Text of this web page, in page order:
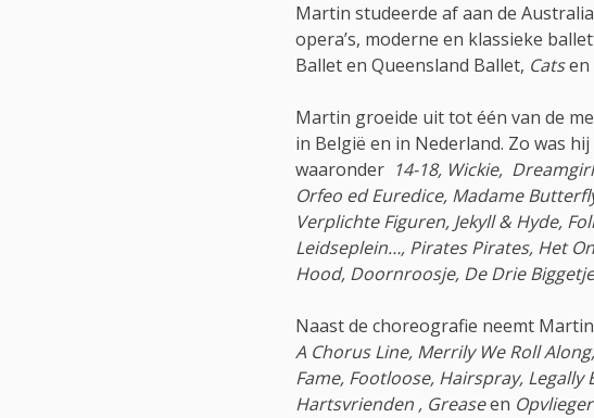
Martin studeerde af aan de
opera’s, moderne en klassieke
Ballet en Queensland Ballet, Catsen
Martin groeide uit tot één van de
in België en in Nederland. Zo was
waaronder 14-18, Wickie,
Orfeo ed Euredice, Madame
Verplichte Figuren, Jekyll & Hyde,
Leidseplein…, Pirates Pirates, Het
Hood, Doornroosje, De Drie
Naast de choreografie neemt
A Chorus Line, Merrily We Roll
Fame, Footloose, Hairspray, Legally
Hartsvrienden , Greaseen